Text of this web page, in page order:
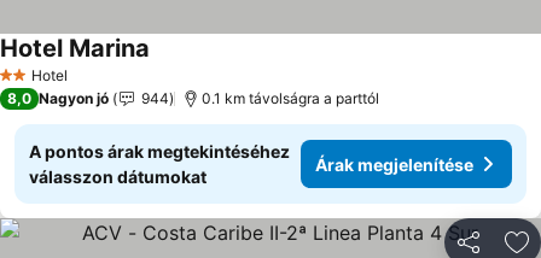
2 Kategória
Hotel
Hotel Marina
8,0 Nagyon jó 944 0.1 km távolságra a parttól
A pontos árak megtekintéséhez
válasszon dátumokat
Árak megjelenítése